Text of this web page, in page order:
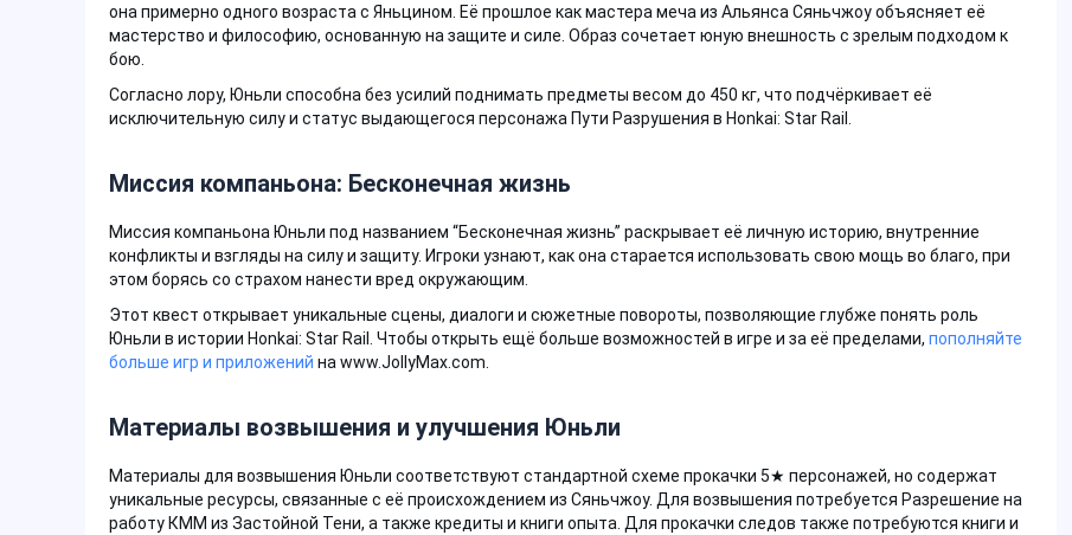
она примерно одного возраста с Яньцином. Её прошлое как мастера меча из Альянса Сяньчжоу объясняет её
мастерство и философию, основанную на защите и силе. Образ сочетает юную внешность с зрелым подходом к
бою.
Согласно лору, Юньли способна без усилий поднимать предметы весом до 450 кг, что подчёркивает её
исключительную силу и статус выдающегося персонажа Пути Разрушения в Honkai: Star Rail.
Миссия компаньона: Бесконечная жизнь
Миссия компаньона Юньли под названием “Бесконечная жизнь” раскрывает её личную историю, внутренние
конфликты и взгляды на силу и защиту. Игроки узнают, как она старается использовать свою мощь во благо, при
этом борясь со страхом нанести вред окружающим.
Этот квест открывает уникальные сцены, диалоги и сюжетные повороты, позволяющие глубже понять роль
Юньли в истории Honkai: Star Rail. Чтобы открыть ещё больше возможностей в игре и за её пределами, пополняйте
больше игр и приложений на www.JollyMax.com.
Материалы возвышения и улучшения Юньли
Материалы для возвышения Юньли соответствуют стандартной схеме прокачки 5★ персонажей, но содержат
уникальные ресурсы, связанные с её происхождением из Сяньчжоу. Для возвышения потребуется Разрешение на
работу КММ из Застойной Тени, а также кредиты и книги опыта. Для прокачки следов также потребуются книги и